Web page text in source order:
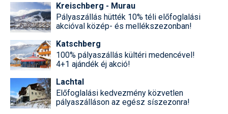
Kreischberg - Murau
Pályaszállás hütték 10% téli előfoglalási
akcióval közép- és mellékszezonban!
Katschberg
100% pályaszállás kültéri medencével!
4+1 ajándék éj akció!
Lachtal
Előfoglalási kedvezmény közvetlen
pályaszálláson az egész síszezonra!